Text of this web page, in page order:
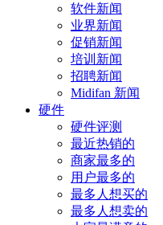
软件新闻
业界新闻
促销新闻
培训新闻
招聘新闻
Midifan 新闻
硬件
硬件评测
最近热销的
商家最多的
用户最多的
最多人想买的
最多人想卖的